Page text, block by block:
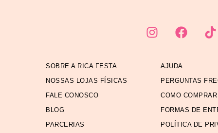
SOBRE A RICA FESTA
NOSSAS LOJAS FÍSICAS
FALE CONOSCO
BLOG
PARCERIAS
AJUDA
PERGUNTAS
COMO COMPRAR
FORMAS DE
POLÍTICA DE